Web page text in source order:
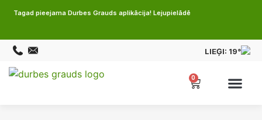
Tagad pieejama Durbes Grauds aplikācija! Lejupielādē
LIEĢI: 19°
0